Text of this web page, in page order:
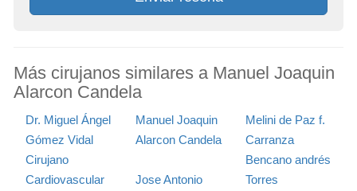
Más cirujanos similares a Manuel Joaquin
Alarcon Candela
Dr. Miguel Ángel
Gómez Vidal
Cirujano
Cardiovascular
Manuel Joaquin
Alarcon Candela
Melini de Paz f.
Carranza
Bencano andrés
Jose Antonio
Torres